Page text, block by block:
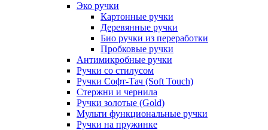
Эко ручки
Картонные ручки
Деревянные ручки
Био ручки из переработки
Пробковые ручки
Антимикробные ручки
Ручки со стилусом
Ручки Софт-Тач (Soft Touch)
Стержни и чернила
Ручки золотые (Gold)
Мульти функциональные ручки
Ручки на пружинке